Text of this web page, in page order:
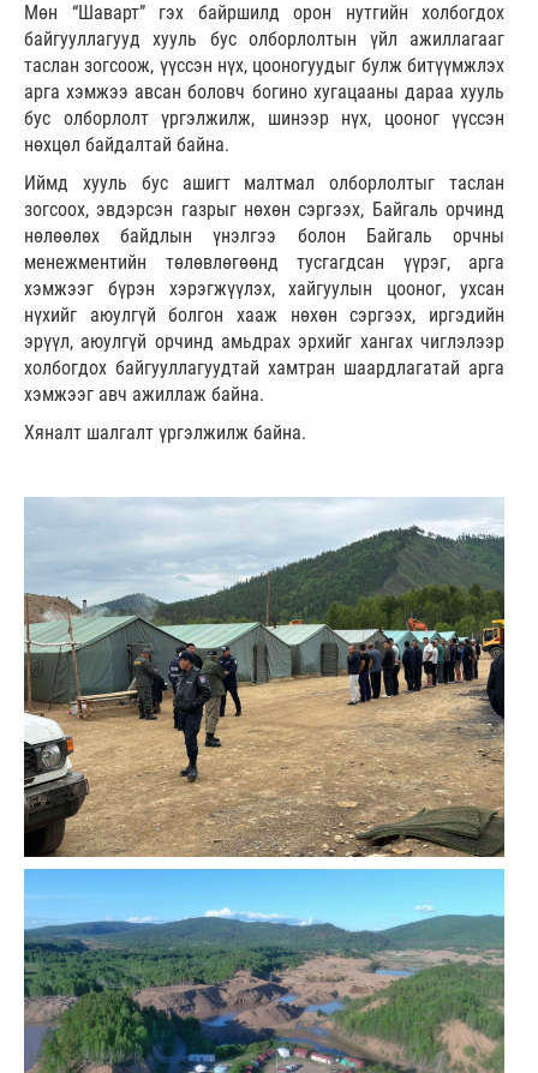
Мөн “Шаварт” гэх байршилд орон нутгийн холбогдох
байгууллагууд хууль бус олборлолтын үйл ажиллагааг
таслан зогсоож, үүссэн нүх, цооногуудыг булж битүүмжлэх
арга хэмжээ авсан боловч богино хугацааны дараа хууль
бус олборлолт үргэлжилж, шинээр нүх, цооног үүссэн
нөхцөл байдалтай байна.
Иймд хууль бус ашигт малтмал олборлолтыг таслан
зогсоох, эвдэрсэн газрыг нөхөн сэргээх, Байгаль орчинд
нөлөөлөх байдлын үнэлгээ болон Байгаль орчны
менежментийн төлөвлөгөөнд тусгагдсан үүрэг, арга
хэмжээг бүрэн хэрэгжүүлэх, хайгуулын цооног, ухсан
нүхийг аюулгүй болгон хааж нөхөн сэргээх, иргэдийн
эрүүл, аюулгүй орчинд амьдрах эрхийг хангах чиглэлээр
холбогдох байгууллагуудтай хамтран шаардлагатай арга
хэмжээг авч ажиллаж байна.
Хяналт шалгалт үргэлжилж байна.